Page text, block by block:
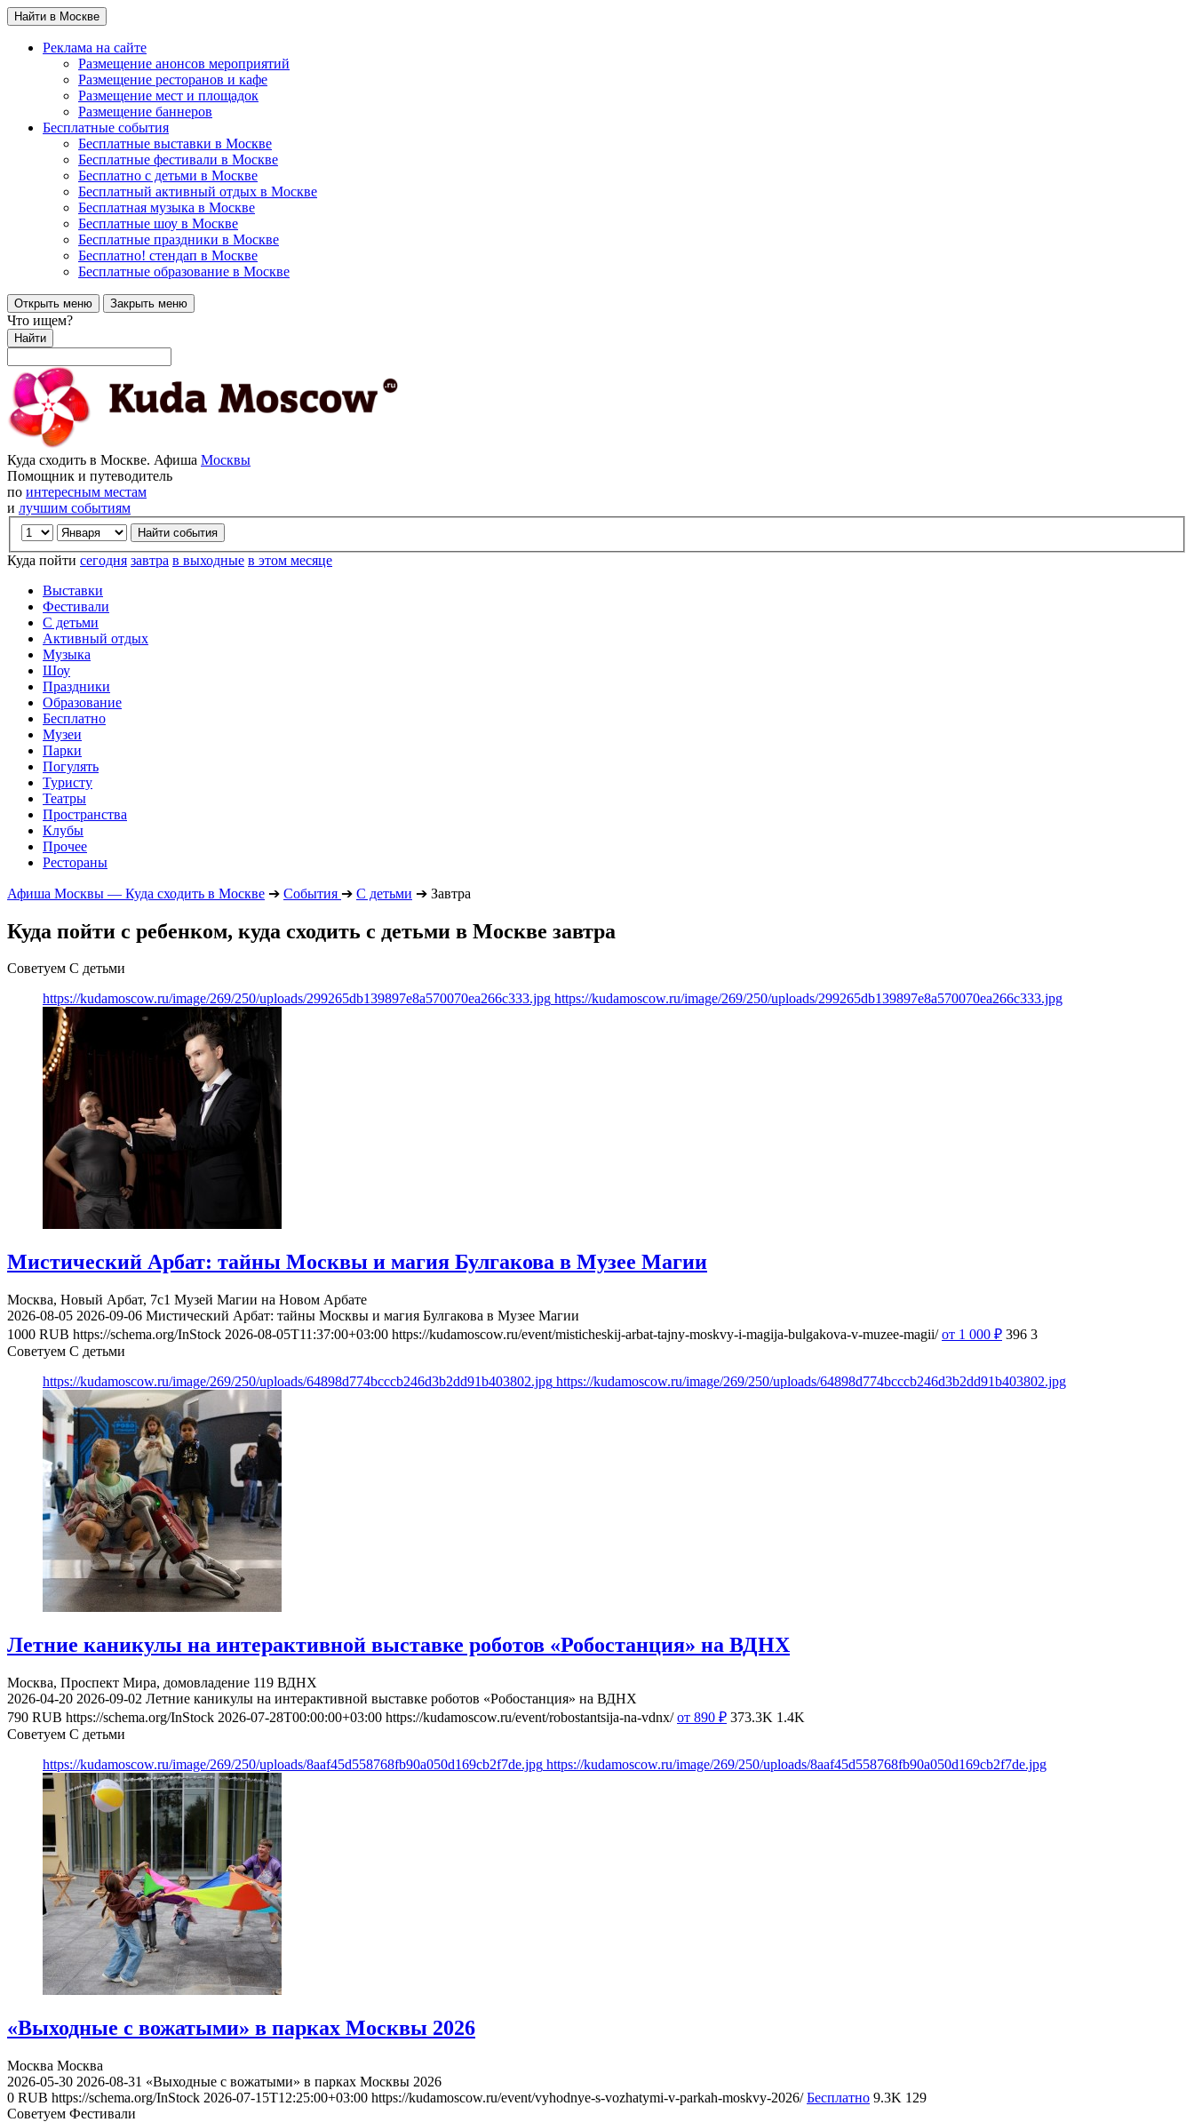
Найти в Москве
Реклама на сайте
Размещение анонсов мероприятий
Размещение ресторанов и кафе
Размещение мест и площадок
Размещение баннеров
Бесплатные события
Бесплатные выставки в Москве
Бесплатные фестивали в Москве
Бесплатно с детьми в Москве
Бесплатный активный отдых в Москве
Бесплатная музыка в Москве
Бесплатные шоу в Москве
Бесплатные праздники в Москве
Бесплатно! стендап в Москве
Бесплатные образование в Москве
Открыть меню Закрыть меню
Что ищем?
Найти
Куда сходить в Москве. Афиша Москвы
Помощник и путеводитель
по интересным местам
и лучшим событиям
Куда пойти сегодня завтра в выходные в этом месяце
Выставки
Фестивали
С детьми
Активный отдых
Музыка
Шоу
Праздники
Образование
Бесплатно
Музеи
Парки
Погулять
Туристу
Театры
Пространства
Клубы
Прочее
Рестораны
Афиша Москвы — Куда сходить в Москве ➔ События ➔ С детьми ➔ Завтра
Куда пойти с ребенком, куда сходить с детьми в Москве завтра
Советуем С детьми
https://kudamoscow.ru/image/269/250/uploads/299265db139897e8a570070ea266c333.jpg https://kudamoscow.ru/image/269/250/uploads/299265db139897e8a570070ea266c333.jpg
Мистический Арбат: тайны Москвы и магия Булгакова в Музее Магии
Москва, Новый Арбат, 7с1 Музей Магии на Новом Арбате
2026-08-05 2026-09-06 Мистический Арбат: тайны Москвы и магия Булгакова в Музее Магии
1000 RUB https://schema.org/InStock 2026-08-05T11:37:00+03:00 https://kudamoscow.ru/event/misticheskij-arbat-tajny-moskvy-i-magija-bulgakova-v-muzee-magii/ от 1 000 ₽ 396 3
Советуем С детьми
https://kudamoscow.ru/image/269/250/uploads/64898d774bcccb246d3b2dd91b403802.jpg https://kudamoscow.ru/image/269/250/uploads/64898d774bcccb246d3b2dd91b403802.jpg
Летние каникулы на интерактивной выставке роботов «Робостанция» на ВДНХ
Москва, Проспект Мира, домовладение 119 ВДНХ
2026-04-20 2026-09-02 Летние каникулы на интерактивной выставке роботов «Робостанция» на ВДНХ
790 RUB https://schema.org/InStock 2026-07-28T00:00:00+03:00 https://kudamoscow.ru/event/robostantsija-na-vdnx/ от 890 ₽ 373.3K 1.4K
Советуем С детьми
https://kudamoscow.ru/image/269/250/uploads/8aaf45d558768fb90a050d169cb2f7de.jpg https://kudamoscow.ru/image/269/250/uploads/8aaf45d558768fb90a050d169cb2f7de.jpg
«Выходные с вожатыми» в парках Москвы 2026
Москва Москва
2026-05-30 2026-08-31 «Выходные с вожатыми» в парках Москвы 2026
0 RUB https://schema.org/InStock 2026-07-15T12:25:00+03:00 https://kudamoscow.ru/event/vyhodnye-s-vozhatymi-v-parkah-moskvy-2026/ Бесплатно 9.3K 129
Советуем Фестивали